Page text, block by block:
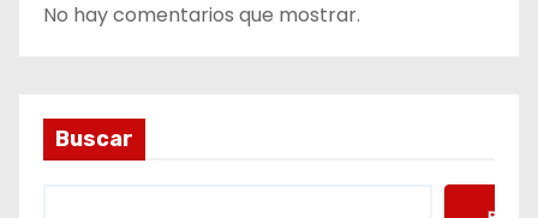
No hay comentarios que mostrar.
Buscar